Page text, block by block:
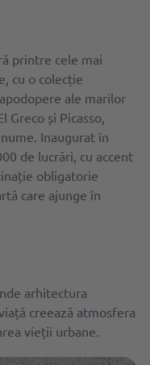
printre cele mai
cu o colecție
ale marilor
Greco și Picasso,
Inaugurat în
de lucrări, cu accent
obligatorie
care ajunge în
arhitectura
creează atmosfera
vieții urbane.